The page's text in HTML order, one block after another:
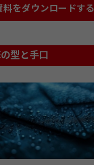
料をダウンロードする
型と手​​口​